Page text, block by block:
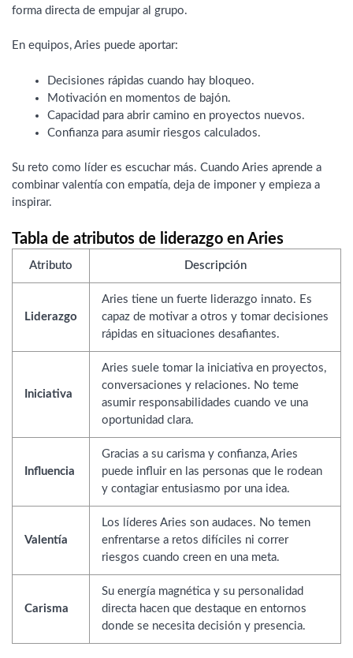
forma directa de empujar al grupo.
En equipos, Aries puede aportar:
Decisiones rápidas cuando hay bloqueo.
Motivación en momentos de bajón.
Capacidad para abrir camino en proyectos nuevos.
Confianza para asumir riesgos calculados.
Su reto como líder es escuchar más. Cuando Aries aprende a
combinar valentía con empatía, deja de imponer y empieza a
inspirar.
Tabla de atributos de liderazgo en Aries
Atributo Descripción
Liderazgo
Aries tiene un fuerte liderazgo innato. Es
capaz de motivar a otros y tomar decisiones
rápidas en situaciones desafiantes.
Iniciativa
Aries suele tomar la iniciativa en proyectos,
conversaciones y relaciones. No teme
asumir responsabilidades cuando ve una
oportunidad clara.
Influencia
Gracias a su carisma y confianza, Aries
puede influir en las personas que le rodean
y contagiar entusiasmo por una idea.
Valentía
Los líderes Aries son audaces. No temen
enfrentarse a retos difíciles ni correr
riesgos cuando creen en una meta.
Carisma
Su energía magnética y su personalidad
directa hacen que destaque en entornos
donde se necesita decisión y presencia.